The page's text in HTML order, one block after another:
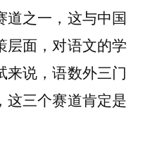
道之一，这与中国
层面，对语文的学
来说，语数外三门
这三个赛道肯定是